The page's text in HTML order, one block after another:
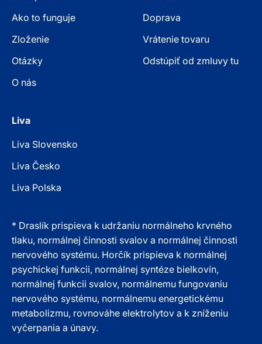
Ako to funguje
Zloženie
Otázky
O nás
Doprava
Vrátenie tovaru
Odstúpiť od zmluvy tu
Liva
Liva Slovensko
Liva Česko
Liva Polska
* Draslík prispieva k udržaniu normálneho krvného
tlaku, normálnej činnosti svalov a normálnej činnosti
nervového systému. Horčík prispieva k normálnej
psychickej funkcii, normálnej syntéze bielkovín,
normálnej funkcii svalov, normálnemu fungovaniu
nervového systému, normálnemu energetickému
metabolizmu, rovnováhe elektrolytov a k zníženiu
vyčerpania a únavy.